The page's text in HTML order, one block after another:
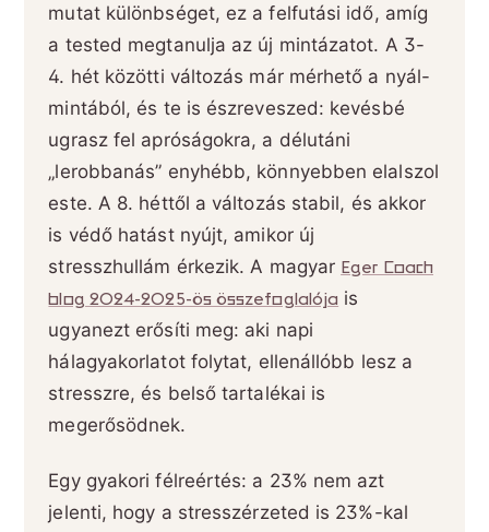
mutat különbséget, ez a felfutási idő, amíg
a tested megtanulja az új mintázatot. A 3-
4. hét közötti változás már mérhető a nyál-
mintából, és te is észreveszed: kevésbé
ugrasz fel apróságokra, a délutáni
„lerobbanás” enyhébb, könnyebben elalszol
este. A 8. héttől a változás stabil, és akkor
is védő hatást nyújt, amikor új
stresszhullám érkezik. A magyar Eger Coach
blog 2024-2025-ös összefoglalója is
ugyanezt erősíti meg: aki napi
hálagyakorlatot folytat, ellenállóbb lesz a
stresszre, és belső tartalékai is
megerősödnek.
Egy gyakori félreértés: a 23% nem azt
jelenti, hogy a stresszérzeted is 23%-kal